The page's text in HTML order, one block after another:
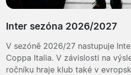
Inter sezóna 2026/2027
V sezóně 2026/27 nastupuje
Coppa Italia. V závislosti na
ročníku hraje klub také v